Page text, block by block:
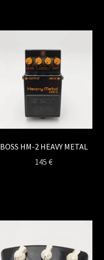
BOSS HM-2 HEAVY METAL
145€